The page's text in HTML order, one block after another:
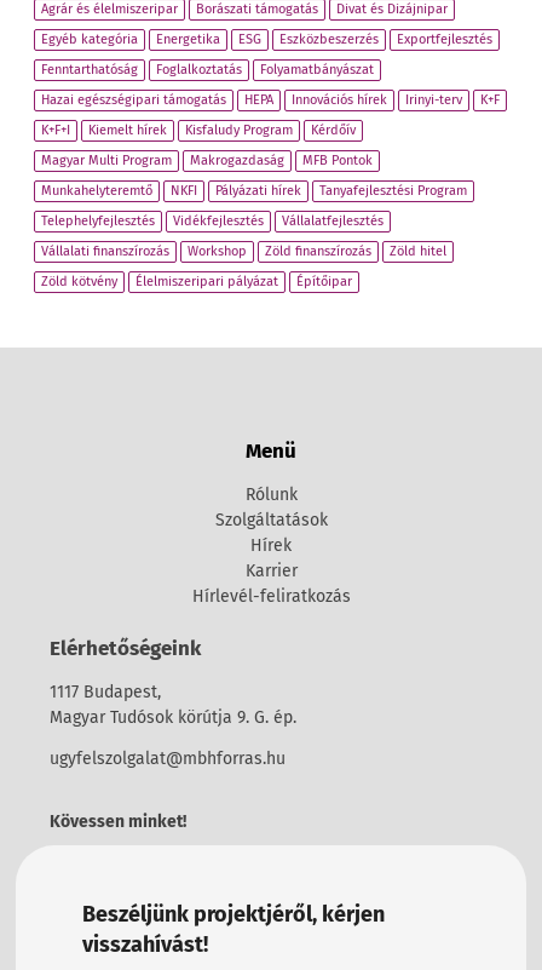
Agrár és élelmiszeripar Borászati támogatás
Divat és Dizájnipar
Egyéb kategória
Energetika ESG Eszközbeszerzés
Exportfejlesztés
Fenntarthatóság
Foglalkoztatás
Folyamatbányászat
Hazai egészségipari támogatás
HEPA Innovációs hírek Irinyi-terv
K+F
K+F+I
Kiemelt hírek Kisfaludy Program
Kérdőív
Magyar Multi Program
Makrogazdaság
MFB Pontok
Munkahelyteremtő
NKFI Pályázati hírek
Tanyafejlesztési Program
Telephelyfejlesztés
Vidékfejlesztés
Vállalatfejlesztés
Vállalati finanszírozás
Workshop Zöld finanszírozás
Zöld hitel
Zöld kötvény
Élelmiszeripari pályázat Építőipar
Menü
Rólunk
Szolgáltatások
Hírek
Karrier
Hírlevél-feliratkozás
Elérhetőségeink
1117 Budapest,
Magyar Tudósok körútja 9. G. ép.
ugyfelszolgalat@mbhforras.hu
Kövessen minket!
Beszéljünk projektjéről, kérjen
visszahívást!